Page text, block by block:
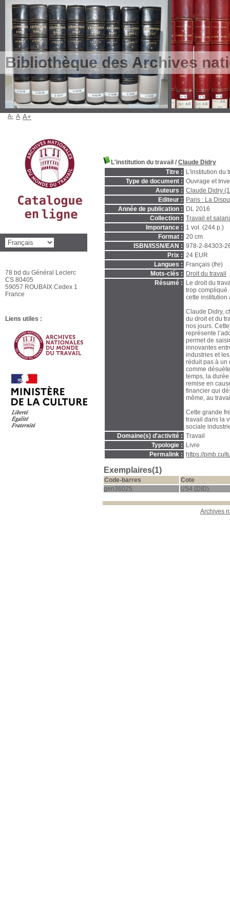
Bibliothèque des Archives
L'institution du travail / Claude Didry
Titre :
L'institution du
Type de document : Ouvrage et
Auteurs : Claude Didry
Editeur :
Paris : La
Année de publication :
DL 2016
Collection : Travail et
Importance : 1 vol. (244 p.)
Format : 20 cm
ISBN/ISSN/EAN : 978-2-84303-
Prix : 24 EUR
Langues :
Français (fre)
Mots-clés :
Droit du travail
Résumé :
Le droit du
trop
cette institution
Claude Didry,
du droit et du
nos jours.
représente
permet de
innovantes
industries et
réduit pas à un
comme
temps, la
remise en
financier qui
même, au
Cette grande
travail dans la
sociale
Domaine(s) d'activité : Travail
Typologie :
Livre
Permalink :
https://
Exemplaires(1)
Code-barres
Cote
gen36025
US4 (DID)
Archives
A- A A+
78 bd du Général Leclerc
CS 80405
59057 ROUBAIX Cedex 1
France
Liens utiles :